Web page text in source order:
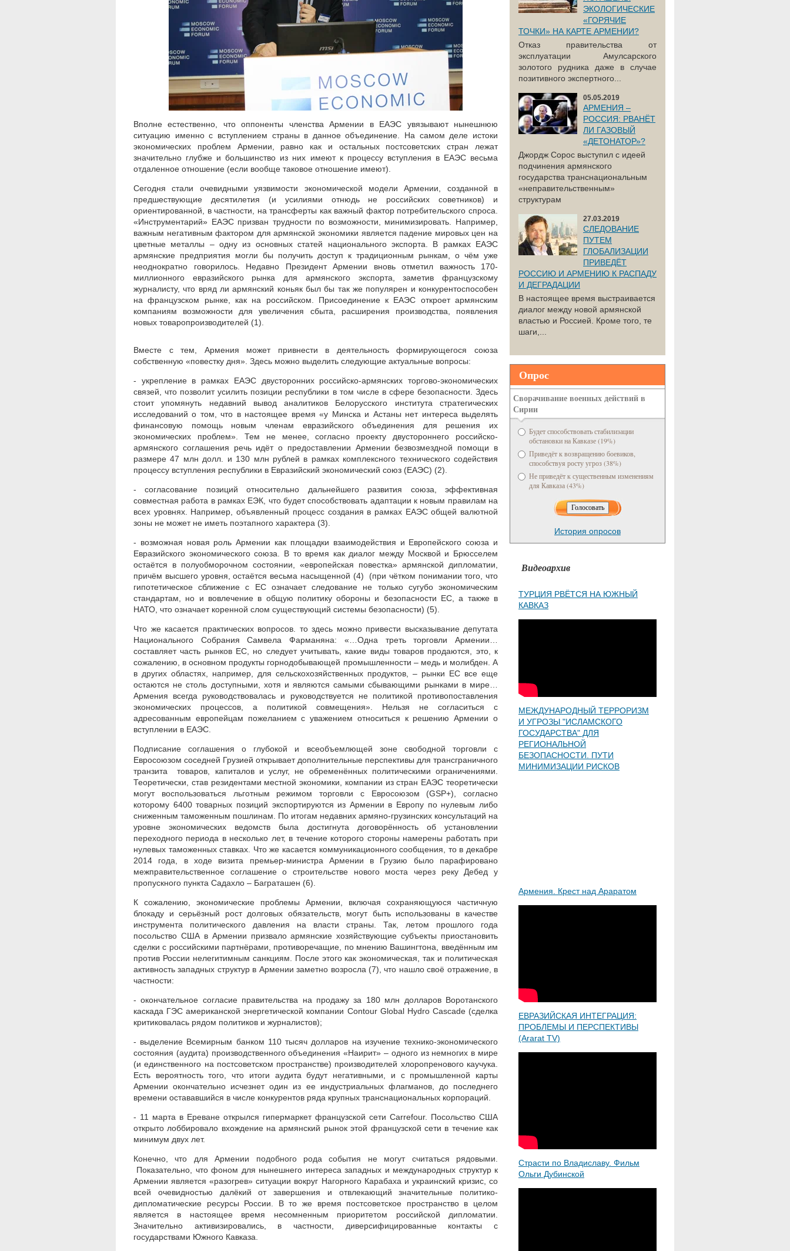
Вполне естественно, что оппоненты членства Армении в ЕАЭС увязывают нынешнюю
ситуацию именно с вступлением страны в данное объединение. На самом деле истоки
экономических проблем Армении, равно как и остальных постсоветских стран лежат
значительно глубже и большинство из них имеют к процессу вступления в ЕАЭС весьма
отдаленное отношение (если вообще таковое отношение имеют).
Сегодня стали очевидными уязвимости экономической модели Армении, созданной в
предшествующие десятилетия (и усилиями отнюдь не российских советников) и
ориентированной, в частности, на трансферты как важный фактор потребительского спроса.
«Инструментарий» ЕАЭС призван трудности по возможности, минимизировать. Например,
важным негативным фактором для армянской экономики является падение мировых цен на
цветные металлы – одну из основных статей национального экспорта. В рамках ЕАЭС
армянские предприятия могли бы получить доступ к традиционным рынкам, о чём уже
неоднократно говорилось. Недавно Президент Армении вновь отметил важность 170-
миллионного евразийского рынка для армянского экспорта, заметив французскому
журналисту, что вряд ли армянский коньяк был бы так же популярен и конкурентоспособен
на французском рынке, как на российском. Присоединение к ЕАЭС откроет армянским
компаниям возможности для увеличения сбыта, расширения производства, появления
новых товаропроизводителей (1).
Вместе с тем, Армения может привнести в деятельность формирующегося союза
собственную «повестку дня». Здесь можно выделить следующие актуальные вопросы:
- укрепление в рамках ЕАЭС двусторонних российско-армянских торгово-экономических
связей, что позволит усилить позиции республики в том числе в сфере безопасности. Здесь
стоит упомянуть недавний вывод аналитиков Белорусского института стратегических
исследований о том, что в настоящее время «у Минска и Астаны нет интереса выделять
финансовую помощь новым членам евразийского объединения для решения их
экономических проблем». Тем не менее, согласно проекту двустороннего российско-
армянского соглашения речь идёт о предоставлении Армении безвозмездной помощи в
размере 47 млн долл. и 130 млн рублей в рамках комплексного технического содействия
процессу вступления республики в Евразийский экономический союз (ЕАЭС) (2).
- согласование позиций относительно дальнейшего развития союза, эффективная
совместная работа в рамках ЕЭК, что будет способствовать адаптации к новым правилам на
всех уровнях. Например, объявленный процесс создания в рамках ЕАЭС общей валютной
зоны не может не иметь поэтапного характера (3).
- возможная новая роль Армении как площадки взаимодействия и Европейского союза и
Евразийского экономического союза. В то время как диалог между Москвой и Брюсселем
остаётся в полуобморочном состоянии, «европейская повестка» армянской дипломатии,
причём высшего уровня, остаётся весьма насыщенной (4) (при чётком понимании того, что
гипотетическое сближение с ЕС означает следование не только сугубо экономическим
стандартам, но и вовлечение в общую политику обороны и безопасности ЕС, а также в
НАТО, что означает коренной слом существующий системы безопасности) (5).
Что же касается практических вопросов. то здесь можно привести высказывание депутата
Национального Собрания Самвела Фарманяна: «…Одна треть торговли Армении…
составляет часть рынков ЕС, но следует учитывать, какие виды товаров продаются, это, к
сожалению, в основном продукты горнодобывающей промышленности – медь и молибден. А
в других областях, например, для сельскохозяйственных продуктов, – рынки ЕС все еще
остаются не столь доступными, хотя и являются самыми сбывающими рынками в мире…
Армения всегда руководствовалась и руководствуется не политикой противопоставления
экономических процессов, а политикой совмещения». Нельзя не согласиться с
адресованным европейцам пожеланием с уважением относиться к решению Армении о
вступлении в ЕАЭС.
Подписание соглашения о глубокой и всеобъемлющей зоне свободной торговли с
Евросоюзом соседней Грузией открывает дополнительные перспективы для трансграничного
транзита товаров, капиталов и услуг, не обременённых политическими ограничениями.
Теоретически, став резидентами местной экономики, компании из стран ЕАЭС теоретически
могут воспользоваться льготным режимом торговли с Евросоюзом (GSP+), согласно
которому 6400 товарных позиций экспортируются из Армении в Европу по нулевым либо
сниженным таможенным пошлинам. По итогам недавних армяно-грузинских консультаций на
уровне экономических ведомств была достигнута договорённость об установлении
переходного периода в несколько лет, в течение которого стороны намерены работать при
нулевых таможенных ставках. Что же касается коммуникационного сообщения, то в декабре
2014 года, в ходе визита премьер-министра Армении в Грузию было парафировано
межправительственное соглашение о строительстве нового моста через реку Дебед у
пропускного пункта Садахло – Баграташен (6).
К сожалению, экономические проблемы Армении, включая сохраняющуюся частичную
блокаду и серьёзный рост долговых обязательств, могут быть использованы в качестве
инструмента политического давления на власти страны. Так, летом прошлого года
посольство США в Армении призвало армянские хозяйствующие субъекты приостановить
сделки с российскими партнёрами, противоречащие, по мнению Вашингтона, введённым им
против России нелегитимным санкциям. После этого как экономическая, так и политическая
активность западных структур в Армении заметно возросла (7), что нашло своё отражение, в
частности:
- окончательное согласие правительства на продажу за 180 млн долларов Воротанского
каскада ГЭС американской энергетической компании Contour Global Hydro Cascade (сделка
критиковалась рядом политиков и журналистов);
- выделение Всемирным банком 110 тысяч долларов на изучение технико-экономического
состояния (аудита) производственного объединения «Наирит» – одного из немногих в мире
(и единственного на постсоветском пространстве) производителей хлоропренового каучука.
Есть вероятность того, что итоги аудита будут негативными, и с промышленной карты
Армении окончательно исчезнет один из ее индустриальных флагманов, до последнего
времени остававшийся в числе конкурентов ряда крупных транснациональных корпораций.
- 11 марта в Ереване открылся гипермаркет французской сети Carrefour. Посольство США
открыто лоббировало вхождение на армянский рынок этой французской сети в течение как
минимум двух лет.
Конечно, что для Армении подобного рода события не могут считаться рядовыми.
Показательно, что фоном для нынешнего интереса западных и международных структур к
Армении является «разогрев» ситуации вокруг Нагорного Карабаха и украинский кризис, со
всей очевидностью далёкий от завершения и отвлекающий значительные политико-
дипломатические ресурсы России. В то же время постсоветское пространство в целом
является в настоящее время несомненным приоритетом российской дипломатии.
Значительно активизировались, в частности, диверсифицированные контакты с
государствами Южного Кавказа.
ЭКОЛОГИЧЕСКИЕ
«ГОРЯЧИЕ
ТОЧКИ» НА КАРТЕ АРМЕНИИ?
Отказ правительства от
эксплуатации Амулсарского
золотого рудника даже в случае
позитивного экспертного...
05.05.2019
АРМЕНИЯ –
РОССИЯ: РВАНЁТ
ЛИ ГАЗОВЫЙ
«ДЕТОНАТОР»?
Джордж Сорос выступил с идеей
подчинения армянского
государства транснациональным
«неправительственным»
структурам
27.03.2019
СЛЕДОВАНИЕ
ПУТЕМ
ГЛОБАЛИЗАЦИИ
ПРИВЕДЁТ
РОССИЮ И АРМЕНИЮ К РАСПАДУ
И ДЕГРАДАЦИИ
В настоящее время выстраивается
диалог между новой армянской
властью и Россией. Кроме того, те
шаги,...
Опрос
Сворачивание военных действий в
Сирии
Будет способствовать стабилизации
обстановки на Кавказе (19%)
Приведёт к возвращению боевиков,
способствуя росту угроз (38%)
Не приведёт к существенным изменениям
для Кавказа (43%)
История опросов
Видеоархив
ТУРЦИЯ РВЁТСЯ НА ЮЖНЫЙ
КАВКАЗ
МЕЖДУНАРОДНЫЙ ТЕРРОРИЗМ
И УГРОЗЫ "ИСЛАМСКОГО
ГОСУДАРСТВА" ДЛЯ
РЕГИОНАЛЬНОЙ
БЕЗОПАСНОСТИ. ПУТИ
МИНИМИЗАЦИИ РИСКОВ
Армения. Крест над Араратом
ЕВРАЗИЙСКАЯ ИНТЕГРАЦИЯ:
ПРОБЛЕМЫ И ПЕРСПЕКТИВЫ
(Ararat TV)
Страсти по Владиславу. Фильм
Ольги Дубинской